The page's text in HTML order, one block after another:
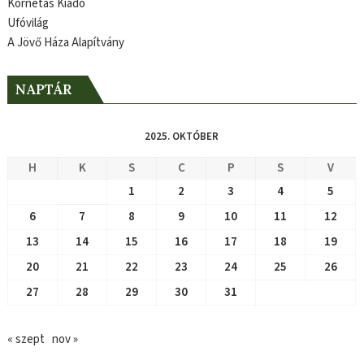
Kornétás Kiadó
Ufóvilág
A Jövő Háza Alapítvány
NAPTÁR
2025. OKTÓBER
H K S C P S
V
1
2 3 4
5
6
7 8 9 10 11
12
13
14 15 16 17 18
19
20
21 22 23 24 25
26
27
28 29 30 31
« szept nov »